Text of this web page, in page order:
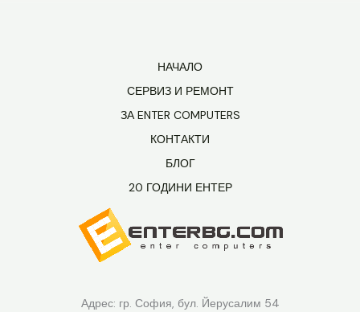
НАЧАЛО
СЕРВИЗ И РЕМОНТ
ЗА ENTER COMPUTERS
КОНТАКТИ
БЛОГ
20 ГОДИНИ ЕНТЕР
Адрес: гр. София, бул. Йерусалим 54